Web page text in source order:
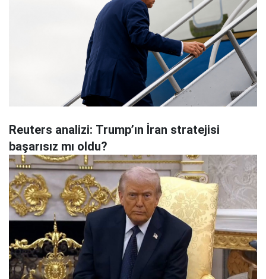
Reuters analizi: Trump’ın İran stratejisi
başarısız mı oldu?